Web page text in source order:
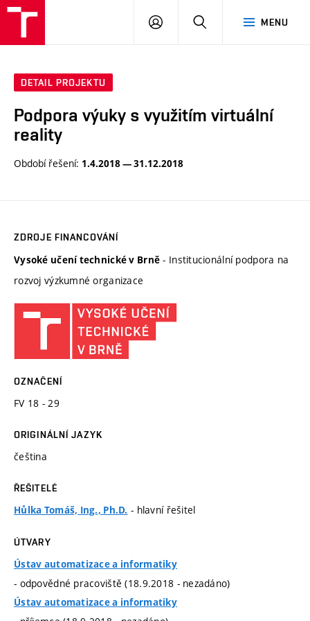
MENU
PŘIHLÁSIT
DETAIL PROJEKTU
Podpora výuky s využitím virtuální
reality
Období řešení: 1.4.2018 — 31.12.2018
ZDROJE FINANCOVÁNÍ
Vysoké učení technické v Brně - Institucionální podpora na
rozvoj výzkumné organizace
OZNAČENÍ
FV 18 - 29
ORIGINÁLNÍ JAZYK
čeština
ŘEŠITELÉ
Hůlka Tomáš, Ing., Ph.D. - hlavní řešitel
ÚTVARY
Ústav automatizace a informatiky
- odpovědné pracoviště (18.9.2018 - nezadáno)
Ústav automatizace a informatiky